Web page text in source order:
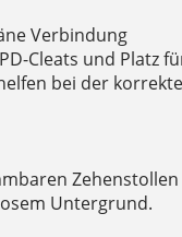
Verbindung
Cleats und Platz
bei der
Untergrund.